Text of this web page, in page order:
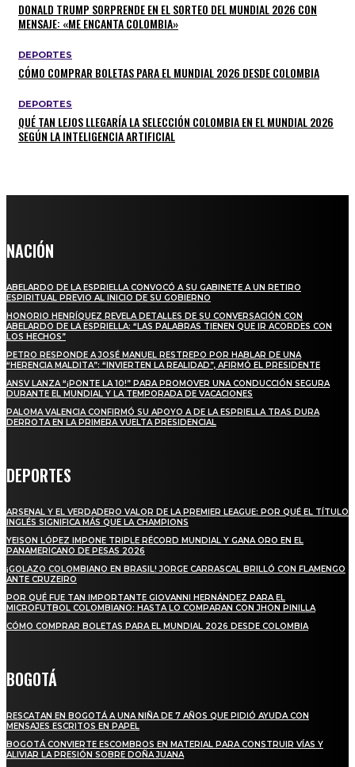
DONALD TRUMP SORPRENDE EN EL SORTEO DEL MUNDIAL 2026 CON
MENSAJE: «ME ENCANTA COLOMBIA»
DEPORTES
CÓMO COMPRAR BOLETAS PARA EL MUNDIAL 2026 DESDE COLOMBIA
DEPORTES
QUÉ TAN LEJOS LLEGARÍA LA SELECCIÓN COLOMBIA EN EL MUNDIAL 2026
SEGÚN LA INTELIGENCIA ARTIFICIAL
NACIÓN
ABELARDO DE LA ESPRIELLA CONVOCÓ A SU GABINETE A UN RETIRO
ESPIRITUAL PREVIO AL INICIO DE SU GOBIERNO
HONORIO HENRÍQUEZ REVELA DETALLES DE SU CONVERSACIÓN CON
ABELARDO DE LA ESPRIELLA: “LAS PALABRAS TIENEN QUE IR ACORDES CON
LOS HECHOS”
PETRO RESPONDE A JOSÉ MANUEL RESTREPO POR HABLAR DE UNA
“HERENCIA MALDITA”: “INVIERTEN LA REALIDAD”, AFIRMÓ EL PRESIDENTE
ANSV LANZA “¡PONTE LA 10!” PARA PROMOVER UNA CONDUCCIÓN SEGURA
DURANTE EL MUNDIAL Y LA TEMPORADA DE VACACIONES
PALOMA VALENCIA CONFIRMÓ SU APOYO A DE LA ESPRIELLA TRAS DURA
DERROTA EN LA PRIMERA VUELTA PRESIDENCIAL
DEPORTES
ARSENAL Y EL VERDADERO VALOR DE LA PREMIER LEAGUE: POR QUÉ EL TÍTULO
INGLÉS SIGNIFICA MÁS QUE LA CHAMPIONS
YEISON LÓPEZ IMPONE TRIPLE RÉCORD MUNDIAL Y GANA ORO EN EL
PANAMERICANO DE PESAS 2026
¡GOLAZO COLOMBIANO EN BRASIL! JORGE CARRASCAL BRILLÓ CON FLAMENGO
ANTE CRUZEIRO
POR QUÉ FUE TAN IMPORTANTE GIOVANNI HERNÁNDEZ PARA EL
MICROFUTBOL COLOMBIANO: HASTA LO COMPARAN CON JHON PINILLA
CÓMO COMPRAR BOLETAS PARA EL MUNDIAL 2026 DESDE COLOMBIA
BOGOTÁ
RESCATAN EN BOGOTÁ A UNA NIÑA DE 7 AÑOS QUE PIDIÓ AYUDA CON
MENSAJES ESCRITOS EN PAPEL
BOGOTÁ CONVIERTE ESCOMBROS EN MATERIAL PARA CONSTRUIR VÍAS Y
ALIVIAR LA PRESIÓN SOBRE DOÑA JUANA